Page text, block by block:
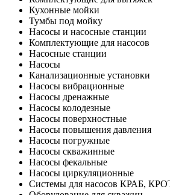
Кухонные мойки
Тумбы под мойку
Насосы и насосные станции
Комплектующие для насосов
Насосные станции
Насосы
Канализационные установки
Насосы вибрационные
Насосы дренажные
Насосы колодезные
Насосы поверхностные
Насосы повышения давления
Насосы погружные
Насосы скважинные
Насосы фекальные
Насосы циркуляционные
Системы для насосов КРАБ,